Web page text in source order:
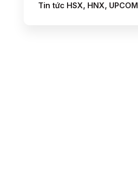
Tin tức HSX, HNX, UPCOM